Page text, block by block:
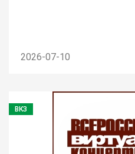
2026-07-10
ВКЗ